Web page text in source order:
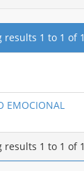
results 1 to 1 of 1
EMOCIONAL
results 1 to 1 of 1